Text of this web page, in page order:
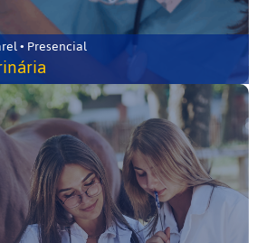
• Presencial